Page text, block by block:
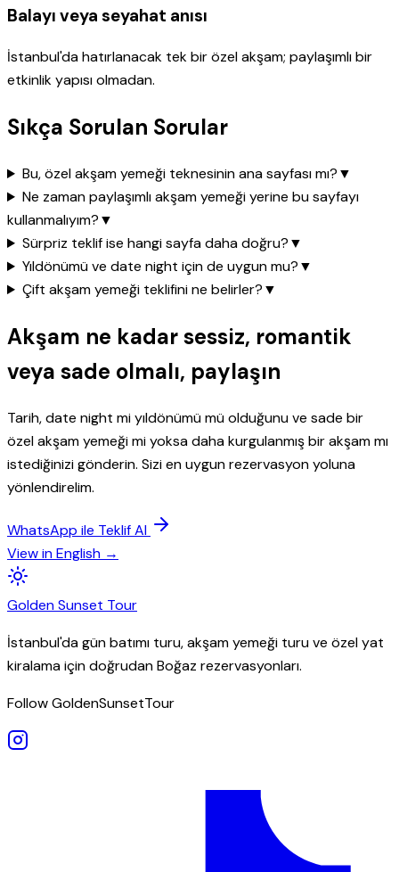
Balayı veya seyahat anısı
İstanbul'da hatırlanacak tek bir özel akşam; paylaşımlı bir
etkinlik yapısı olmadan.
Sıkça Sorulan Sorular
Bu, özel akşam yemeği teknesinin ana sayfası mı?▼
Ne zaman paylaşımlı akşam yemeği yerine bu sayfayı
kullanmalıyım?▼
Sürpriz teklif ise hangi sayfa daha doğru?▼
Yıldönümü ve date night için de uygun mu?▼
Çift akşam yemeği teklifini ne belirler?▼
Akşam ne kadar sessiz, romantik
veya sade olmalı, paylaşın
Tarih, date night mi yıldönümü mü olduğunu ve sade bir
özel akşam yemeği mi yoksa daha kurgulanmış bir akşam mı
istediğinizi gönderin. Sizi en uygun rezervasyon yoluna
yönlendirelim.
WhatsApp ile Teklif Al
View in English →
GoldenSunset Tour
İstanbul'da gün batımı turu, akşam yemeği turu ve özel yat
kiralama için doğrudan Boğaz rezervasyonları.
Follow GoldenSunsetTour